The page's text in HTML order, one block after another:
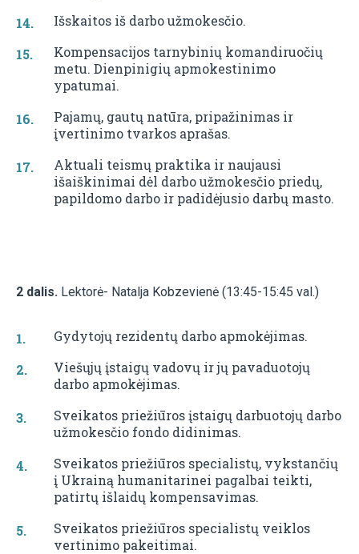
Išskaitos iš darbo užmokesčio.
Kompensacijos tarnybinių komandiruočių
metu. Dienpinigių apmokestinimo
ypatumai.
Pajamų, gautų natūra, pripažinimas ir
įvertinimo tvarkos aprašas.
Aktuali teismų praktika ir naujausi
išaiškinimai dėl darbo užmokesčio priedų,
papildomo darbo ir padidėjusio darbų masto.
2 dalis. Lektorė- Natalja Kobzevienė (13:45-15:45 val.)
Gydytojų rezidentų darbo apmokėjimas.
Viešųjų įstaigų vadovų ir jų pavaduotojų
darbo apmokėjimas.
Sveikatos priežiūros įstaigų darbuotojų darbo
užmokesčio fondo didinimas.
Sveikatos priežiūros specialistų, vykstančių
į Ukrainą humanitarinei pagalbai teikti,
patirtų išlaidų kompensavimas.
Sveikatos priežiūros specialistų veiklos
vertinimo pakeitimai.